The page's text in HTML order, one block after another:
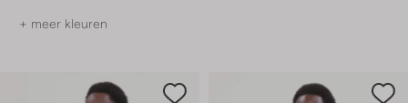
+ meer kleuren